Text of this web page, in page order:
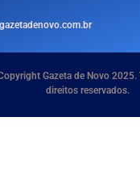
gazetadenovo.com.br
Gazeta de Novo 2025.
direitos reservados.